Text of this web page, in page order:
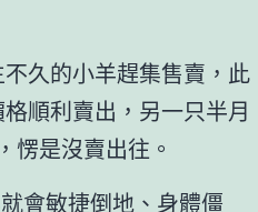
久的小羊趕集售賣，此
順利賣出，另一只半月
愣是沒賣出往。
會敏捷倒地、身體僵